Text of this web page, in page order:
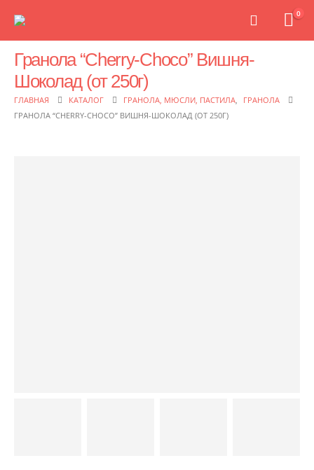
0
Гранола “Cherry-Choco” Вишня-
Шоколад (от 250г)
ГЛАВНАЯ КАТАЛОГ ГРАНОЛА, МЮСЛИ, ПАСТИЛА,
ГРАНОЛА
ГРАНОЛА “CHERRY-CHOCO” ВИШНЯ-ШОКОЛАД (ОТ 250Г)